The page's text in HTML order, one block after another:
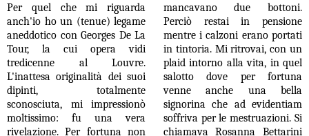
Per quel che mi riguarda
anch'io ho un (tenue) legame
aneddotico con Georges De La
Tour, la cui opera vidi
tredicenne al Louvre.
L'inattesa originalità dei suoi
dipinti, totalmente
sconosciuta, mi impressionò
moltissimo: fu una vera
rivelazione. Per fortuna non
mancavano due bottoni.
Perciò restai in pensione
mentre i calzoni erano portati
in tintoria. Mi ritrovai, con un
plaid intorno alla vita, in quel
salotto dove per fortuna
venne anche una bella
signorina che ad evidentiam
soffriva per le mestruazioni. Si
chiamava Rosanna Bettarini